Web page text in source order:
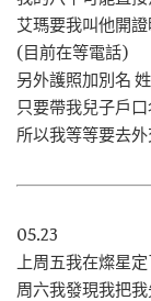
艾瑪要我叫他開證
(目前在等電話)
另外護照加別名
只要帶我兒子戶
所以我等等要去
05.23
上周五我在燦星
周六我發現我把